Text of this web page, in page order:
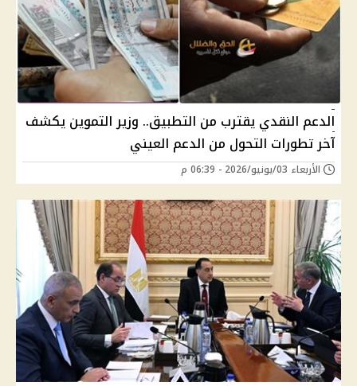
الدعم النقدي يقترب من التطبيق.. وزير التموين يكشف
آخر تطورات التحول من الدعم العيني
الأربعاء 03/يونيو/2026 - 06:39 م